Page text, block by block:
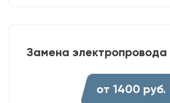
Замена электропровода
от 1400 руб.